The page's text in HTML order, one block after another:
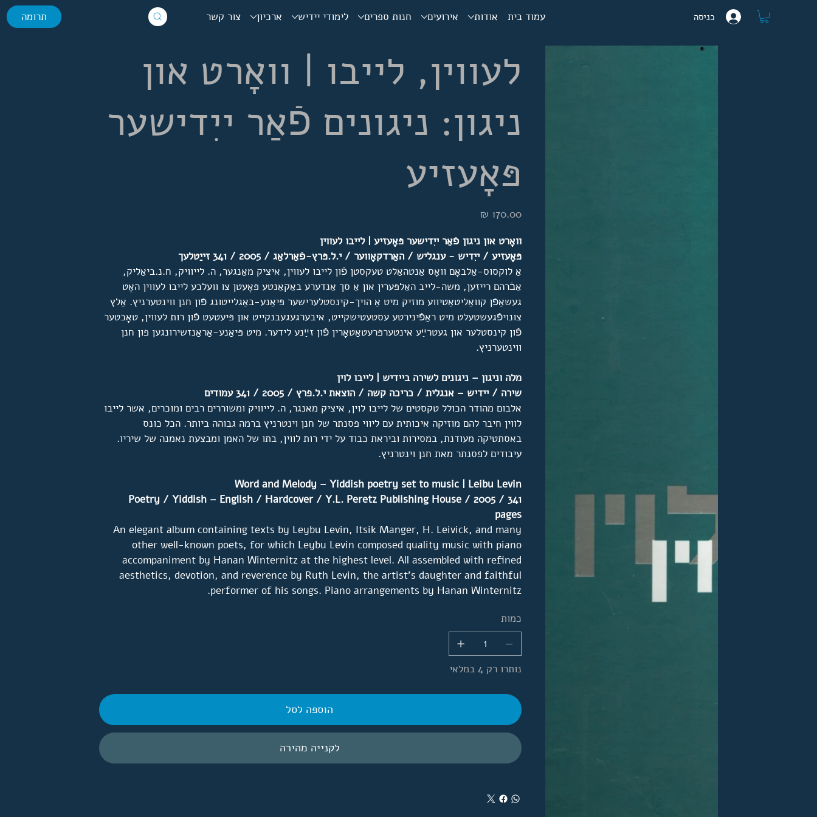
תרומה כניסה עמוד בית אודות אירועים חנות ספרים לימודי יידיש ארכיון צור קשר
לעווין, לייבו | וואָרט און
ניגון: ניגונים פֿאַר ייִדישער
פּאָעזיע
וואָרט און ניגון פֿאַר ייִדישער פּאָעזיע | לייבו לעווין
פּאָעזיע / ייִדיש - ענגליש / האַרדקאָווער / י.ל.פּרץ-פֿאַרלאַג / 2005 / 341 זייַטלעך
אַ לוקסוס-אַלבאָם וואָס אַנטהאַלט טעקסטן פֿון לייבו לעווין, איציק מאַנגער, ה. לייוויק, ח.נ.ביאַליק,
אַבֿרהם רייזען, משה-לייב האַלפּערין און אַ סך אַנדערע באַקאַנטע פּאָעטן צו וועלכע לייבו לעווין האָט
געשאַפֿן קוואַליטאַטיווע מוזיק מיט אַ הויך-קינסטלערישער פּיאַנע-באַגלייטונג פֿון חנן ווינטערניץ. אַלץ
צונויפֿגעשטעלט מיט ראַפֿינירטע עסטעטישקייט, איבערגעגעבנקייט און פּיעטעט פֿון רות לעווין, טאָכטער
פֿון קינסטלער און געטרײַע אינטערפּרעטאַטאָרין פֿון זײַנע לידער. מיט פּיאַנע-אַראַנזשירונגען פון חנן
ווינטערניץ.
מלה וניגון – ניגונים לשירה ביידיש | לייבו לוין
שירה / יידיש – אנגלית / כריכה קשה / הוצאת י.ל.פרץ / 2005 / 341 עמודים
אלבום מהודר הכולל טקסטים של לייבו לוין, איציק מאנגר, ה. לייוויק ומשוררים רבים ומוכרים, אשר לייבו
לווין חיבר להם מוזיקה איכותית עם ליווי פסנתר של חנן וינטרניץ ברמה גבוהה ביותר. הכל כונס
באסתטיקה מעודנת, במסירות וביראת כבוד על ידי רות לווין, בתו של האמן ומבצעת נאמנה של שיריו.
עיבודים לפסנתר מאת חנן וינטרניץ.
Word and Melody – Yiddish poetry set to music | Leibu Levin
Poetry / Yiddish – English / Hardcover / Y.L. Peretz Publishing House / 2005 / 341
pages
An elegant album containing texts by Leybu Levin, Itsik Manger, H. Leivick, and many
other well-known poets, for which Leybu Levin composed quality music with piano
accompaniment by Hanan Winternitz at the highest level. All assembled with refined
aesthetics, devotion, and reverence by Ruth Levin, the artist's daughter and faithful
performer of his songs. Piano arrangements by Hanan Winternitz.
כמות
נותרו רק 4 במלאי
הוספה לסל
לקנייה מהירה